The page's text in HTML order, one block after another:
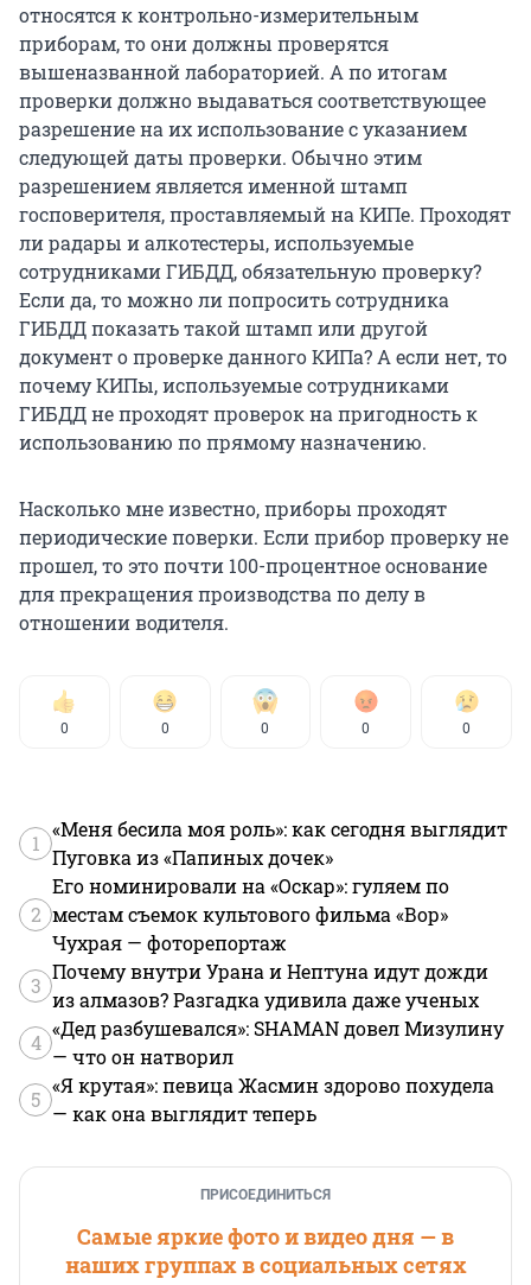
относятся к контрольно-измерительным
приборам, то они должны проверятся
вышеназванной лабораторией. А по итогам
проверки должно выдаваться соответствующее
разрешение на их использование с указанием
следующей даты проверки. Обычно этим
разрешением является именной штамп
госповерителя, проставляемый на КИПе. Проходят
ли радары и алкотестеры, используемые
сотрудниками ГИБДД, обязательную проверку?
Если да, то можно ли попросить сотрудника
ГИБДД показать такой штамп или другой
документ о проверке данного КИПа? А если нет, то
почему КИПы, используемые сотрудниками
ГИБДД не проходят проверок на пригодность к
использованию по прямому назначению.
Насколько мне известно, приборы проходят
периодические поверки. Если прибор проверку не
прошел, то это почти 100-процентное основание
для прекращения производства по делу в
отношении водителя.
0 0 0 0 0
1
«Меня бесила моя роль»: как сегодня выглядит
Пуговка из «Папиных дочек»
2
Его номинировали на «Оскар»: гуляем по
местам съемок культового фильма «Вор»
Чухрая — фоторепортаж
3
Почему внутри Урана и Нептуна идут дожди
из алмазов? Разгадка удивила даже ученых
4
«Дед разбушевался»: SHAMAN довел Мизулину
— что он натворил
5
«Я крутая»: певица Жасмин здорово похудела
— как она выглядит теперь
ПРИСОЕДИНИТЬСЯ
Самые яркие фото и видео дня — в
наших группах в социальных сетях